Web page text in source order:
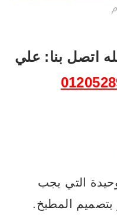
اتصل بنا: علي
التي يجب
بتصميم المطبخ.